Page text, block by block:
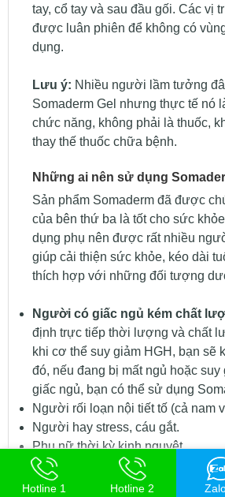
tay, cổ tay và sau đầu gối. Các vị
được luân phiên để không có
dụng.
Lưu ý: Nhiều người lầm tưởng
Somaderm Gel nhưng thực tế nó
chức năng, không phải là thuốc,
thay thế thuốc chữa bệnh.
Những ai nên sử dụng
Sản phẩm Somaderm đã được
của bên thứ ba là tốt cho sức
dụng phụ nên được rất nhiều
giúp cải thiện sức khỏe, kéo dài
thích hợp với những đối tượng
Người có giấc ngủ kém chất
định trực tiếp thời lượng và chất
khi cơ thể suy giảm HGH, bạn sẽ
đó, nếu đang bị mất ngủ hoặc
giấc ngủ, bạn có thể sử dụng
Người rối loạn nội tiết tố (cả nam
Người hay stress, cáu gắt.
Phụ nữ thời kỳ kinh nguyệt.
Người có sức khỏe kém, thường
Người trưởng thành trên 18 tuổi,
Hotline 1 Hotline 2